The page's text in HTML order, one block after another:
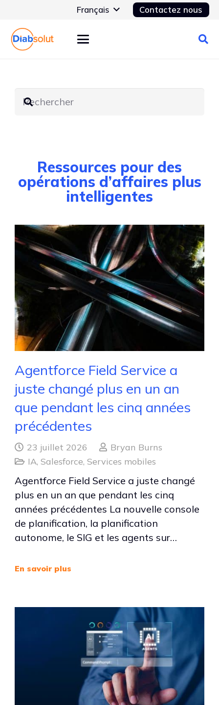
Français Contactez nous
Ressources pour des
opérations d’affaires plus
intelligentes
Agentforce Field Service a
juste changé plus en un an
que pendant les cinq années
précédentes
23 juillet 2026
Bryan Burns
IA,Salesforce,Services mobiles
Agentforce Field Service a juste changé
plus en un an que pendant les cinq
années précédentes La nouvelle console
de planification, la planification
autonome, le SIG et les agents sur…
En savoir plus